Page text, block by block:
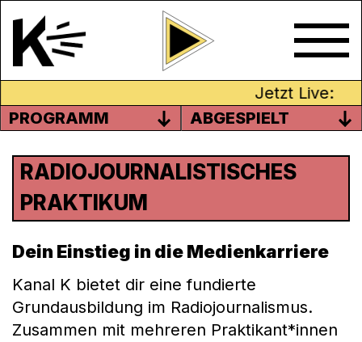
Jetzt Live:
PROGRAMM
ABGESPIELT
RADIOJOURNALISTISCHES
PRAKTIKUM
Dein Einstieg in die Medienkarriere
Kanal K bietet dir eine fundierte
Grundausbildung im Radiojournalismus.
Zusammen mit mehreren Praktikant*innen